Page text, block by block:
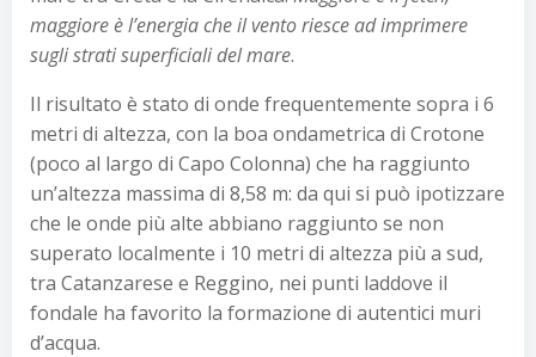
maggiore è l’energia che il vento riesce ad imprimere
sugli strati superficiali del mare.
Il risultato è stato di onde frequentemente sopra i 6
metri di altezza, con la boa ondametrica di Crotone
(poco al largo di Capo Colonna) che ha raggiunto
un’altezza massima di 8,58 m: da qui si può ipotizzare
che le onde più alte abbiano raggiunto se non
superato localmente i 10 metri di altezza più a sud,
tra Catanzarese e Reggino, nei punti laddove il
fondale ha favorito la formazione di autentici muri
d’acqua.